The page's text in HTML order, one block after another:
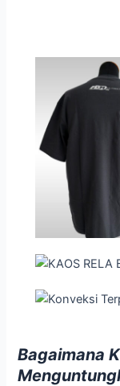
Bagaimana